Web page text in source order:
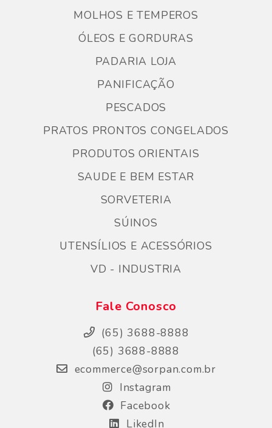
MOLHOS E TEMPEROS
ÓLEOS E GORDURAS
PADARIA LOJA
PANIFICAÇÃO
PESCADOS
PRATOS PRONTOS CONGELADOS
PRODUTOS ORIENTAIS
SAUDE E BEM ESTAR
SORVETERIA
SÚINOS
UTENSÍLIOS E ACESSÓRIOS
VD - INDUSTRIA
Fale Conosco
(65) 3688-8888
(65) 3688-8888
ecommerce@sorpan.com.br
Instagram
Facebook
LikedIn